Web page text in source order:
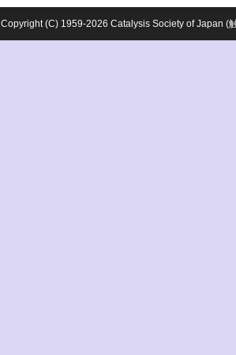
Copyright (C) 1959-2026 Catalysis Society of Japan (